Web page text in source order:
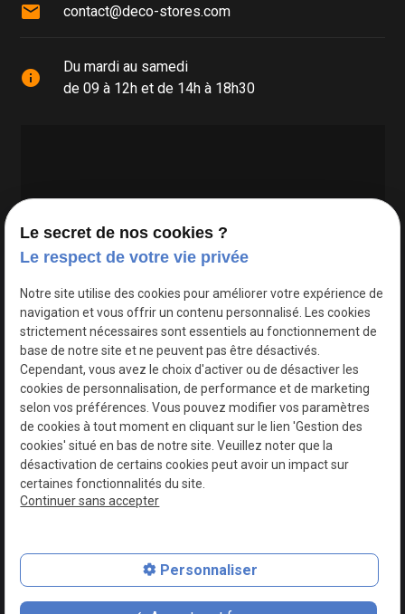
mail contact@deco-stores.com
info
Du mardi au samedi
de 09 à 12h et de 14h à 18h30
Google Maps Search API est désactivé.
Plan du site
Mentions légales
Le secret de nos cookies ?
Le respect de votre vie privée
Notre site utilise des cookies pour améliorer votre expérience de
navigation et vous offrir un contenu personnalisé. Les cookies
strictement nécessaires sont essentiels au fonctionnement de
base de notre site et ne peuvent pas être désactivés.
Cependant, vous avez le choix d'activer ou de désactiver les
cookies de personnalisation, de performance et de marketing
selon vos préférences. Vous pouvez modifier vos paramètres
de cookies à tout moment en cliquant sur le lien 'Gestion des
cookies' situé en bas de notre site. Veuillez noter que la
désactivation de certains cookies peut avoir un impact sur
certaines fonctionnalités du site.
Continuer sans accepter
Personnaliser